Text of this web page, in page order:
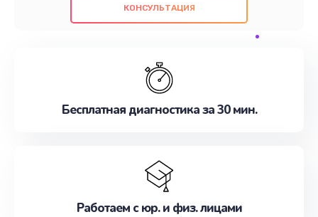
проведенных работ. Наша цель - предоставить
наилучшим образом. Не медлите записаться на
КОНСУЛЬТАЦИЯ
Бесплатная диагностика за 30 мин.
Работаем с юр. и физ. лицами